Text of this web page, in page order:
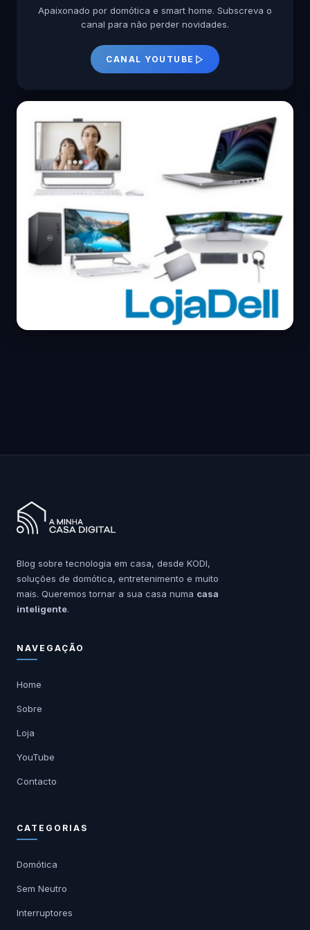
Apaixonado por domótica e smart home. Subscreva o
canal para não perder novidades.
CANAL YOUTUBE
Blog sobre tecnologia em casa, desde KODI,
soluções de domótica, entretenimento e muito
mais. Queremos tornar a sua casa numa casa
inteligente.
NAVEGAÇÃO
Home
Sobre
Loja
YouTube
Contacto
CATEGORIAS
Domótica
Sem Neutro
Interruptores